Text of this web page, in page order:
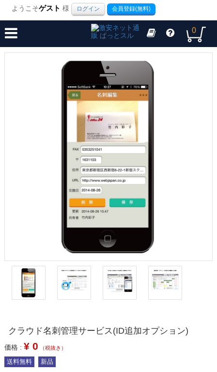
ようこそゲスト 様 ログイン 会員登録(無料)
0
クラウド名刺管理サービス(ID追加オプション)
価格 : ¥ 0 （税抜き）
送料無料 新品